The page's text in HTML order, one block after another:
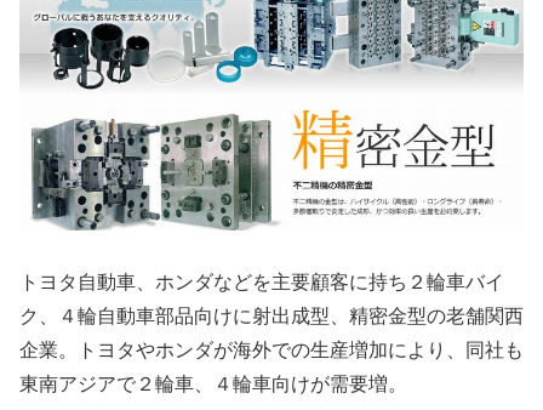
トヨタ自動車、ホンダなどを主要顧客に持ち２輪車バイ
ク、４輪自動車部品向けに射出成型、精密金型の老舗関西
企業。トヨタやホンダが海外での生産増加により、同社も
東南アジアで２輪車、４輪車向けが需要増。